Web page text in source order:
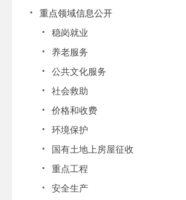
重点领域信息公开
稳岗就业
养老服务
公共文化服务
社会救助
价格和收费
环境保护
国有土地上房屋征收
重点工程
安全生产